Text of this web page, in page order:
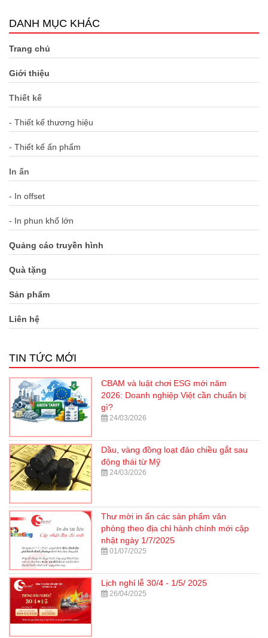
DANH MỤC KHÁC
Trang chủ
Giới thiệu
Thiết kế
- Thiết kế thương hiệu
- Thiết kế ấn phẩm
In ấn
- In offset
- In phun khổ lớn
Quảng cáo truyền hình
Quà tặng
Sản phẩm
Liên hệ
TIN TỨC MỚI
CBAM và luật chơi ESG mới năm
2026: Doanh nghiệp Việt cần chuẩn bị
gì?
24/03/2026
Dầu, vàng đồng loạt đảo chiều gắt sau
động thái từ Mỹ
24/03/2026
Thư mời in ấn các sản phẩm văn
phòng theo địa chỉ hành chính mới cập
nhật ngày 1/7/2025
01/07/2025
Lịch nghỉ lễ 30/4 - 1/5/ 2025
26/04/2025